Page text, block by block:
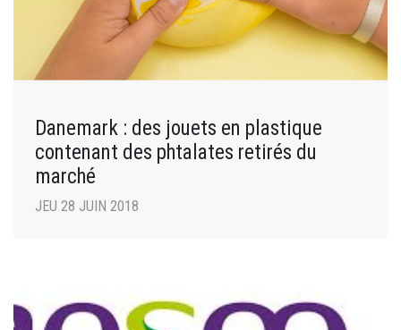
Danemark : des jouets en plastique
contenant des phtalates retirés du
marché
JEU 28 JUIN 2018